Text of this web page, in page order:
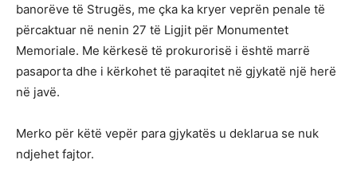
banorëve të Strugës, me çka ka kryer veprën penale të
përcaktuar në nenin 27 të Ligjit për Monumentet
Memoriale. Me kërkesë të prokurorisë i është marrë
pasaporta dhe i kërkohet të paraqitet në gjykatë një herë
në javë.
Merko për këtë vepër para gjykatës u deklarua se nuk
ndjehet fajtor.